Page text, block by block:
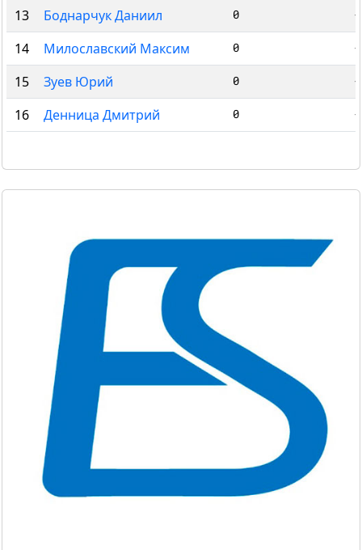
13 Боднарчук Даниил 0 -
14 Милославский Максим 0 -
15 Зуев Юрий 0 -
16 Денница Дмитрий 0 -